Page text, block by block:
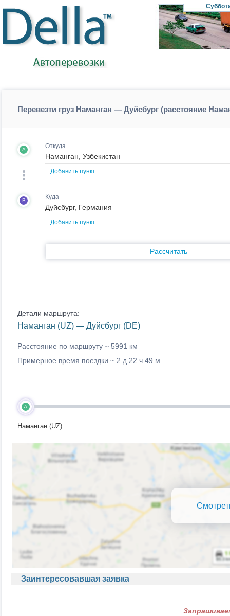
Перевезти груз Наманган — Дуйсбург (расстояние
A Откуда
+ Добавить пункт
B Куда
+ Добавить пункт
Рассчитать
Детали маршрута:
Наманган (UZ) — Дуйсбург (DE)
Расстояние по маршруту ~ 5991 км
Примерное время поездки ~ 2 д 22 ч 49 м
A
Наманган (UZ)
Заинтересовавшая заявка